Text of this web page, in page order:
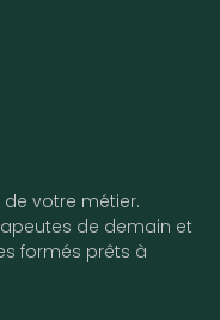
votre métier.
de demain et
formés prêts à